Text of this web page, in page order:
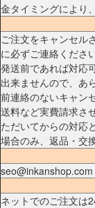
金タイミングにより
ご注文をキャンセル
に必ずご連絡ください
発送前であれば対応
出来ませんので、あ
前連絡のないキャン
送料など実費請求さ
ただいてからの対応
場合のみ、返品・交
seo@inkanshop.com
ネットでのご注文は